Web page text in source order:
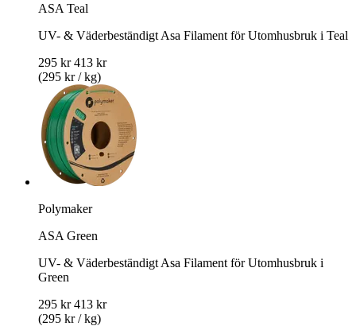
ASA Teal
UV- & Väderbeständigt Asa Filament för Utomhusbruk i Teal
295 kr 413 kr
(295 kr / kg)
Polymaker
ASA Green
UV- & Väderbeständigt Asa Filament för Utomhusbruk i
Green
295 kr 413 kr
(295 kr / kg)